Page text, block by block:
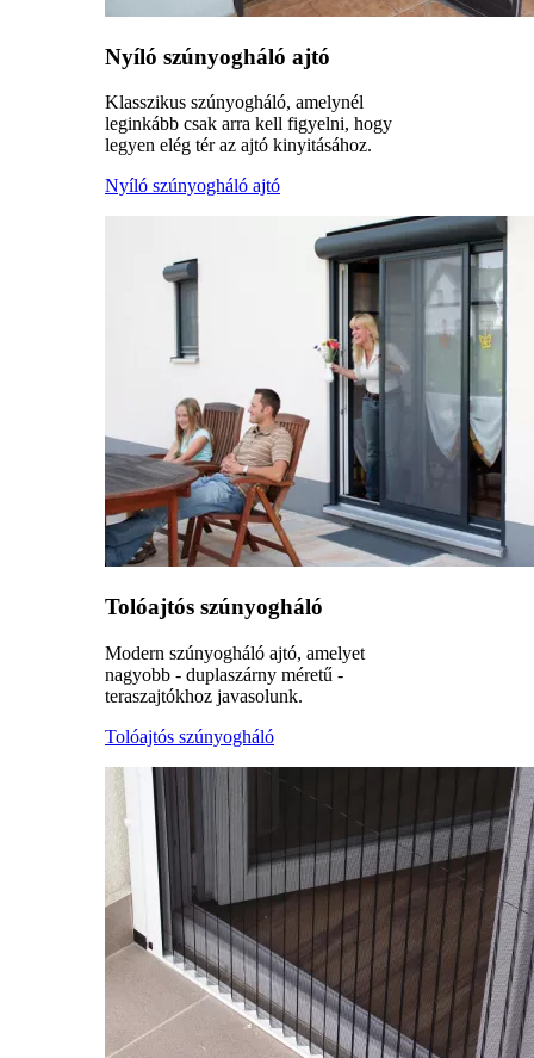
Nyíló szúnyogháló ajtó
Klasszikus szúnyogháló, amelynél
leginkább csak arra kell figyelni, hogy
legyen elég tér az ajtó kinyitásához.
Nyíló szúnyogháló ajtó
Tolóajtós szúnyogháló
Modern szúnyogháló ajtó, amelyet
nagyobb - duplaszárny méretű -
teraszajtókhoz javasolunk.
Tolóajtós szúnyogháló